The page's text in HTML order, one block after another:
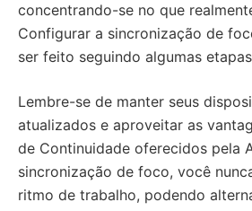
concentrando-se no que
Configurar a sincronização de
ser feito seguindo algumas
Lembre-se de manter seus
atualizados e aproveitar as
de Continuidade oferecidos pela
sincronização de foco, você
ritmo de trabalho, podendo